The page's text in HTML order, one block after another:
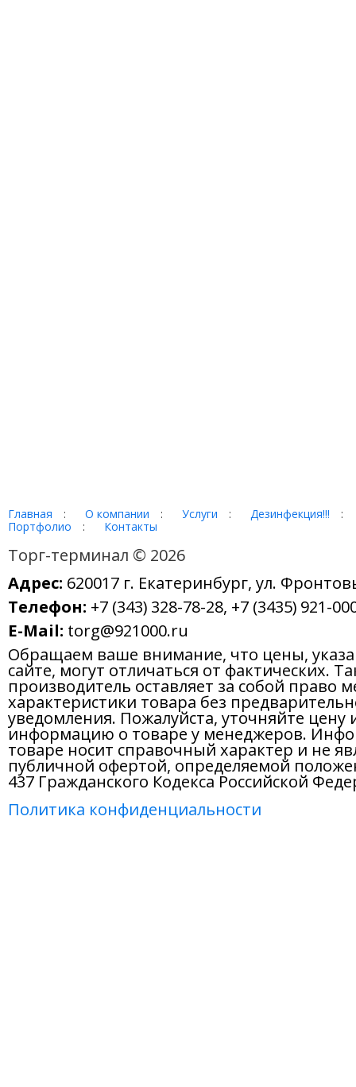
Главная : О компании : Услуги : Дезинфекция!!!
:
Портфолио
: Контакты
Торг-терминал © 2026
Адрес: 620017 г. Екатеринбург, ул.
Телефон: +7 (343) 328-78-28, +7 (3435) 921-
E-Mail: torg@921000.ru
Обращаем ваше внимание, что цены,
сайте, могут отличаться от фактических.
производитель оставляет за собой право
характеристики товара без
уведомления. Пожалуйста, уточняйте цену
информацию о товаре у менеджеров.
товаре носит справочный характер и не
публичной офертой, определяемой
437 Гражданского Кодекса Российской
Политика конфиденциальности